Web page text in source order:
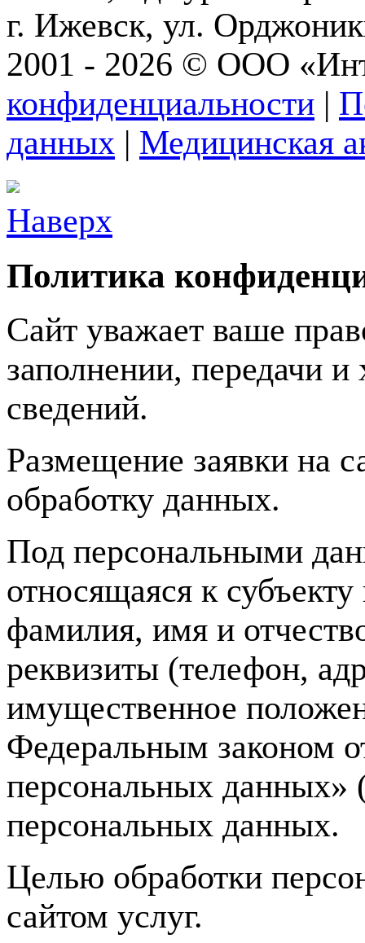
г. Ижевск, ул.
2001 - 2026 © ООО
конфиденциальности |
данных | Медицинская
Наверх
Политика
Сайт уважает ваше
заполнении, передачи
сведений.
Размещение заявки на
обработку данных.
Под персональными
относящаяся к
фамилия, имя и
реквизиты (телефон,
имущественное
Федеральным законом
персональных данных»
персональных данных.
Целью обработки
сайтом услуг.